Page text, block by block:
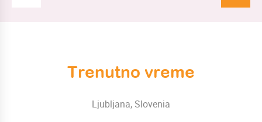
Trenutno vreme
Ljubljana, Slovenia